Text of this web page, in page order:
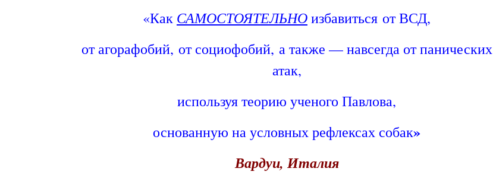
«Как САМОСТОЯТЕЛЬНОизбавиться от ВСД,
от агорафобий, от социофобий, а также — навсегда от панических
атак,
используя теорию ученого Павлова,
основанную на условных рефлексах собак»
Вардуи, Италия